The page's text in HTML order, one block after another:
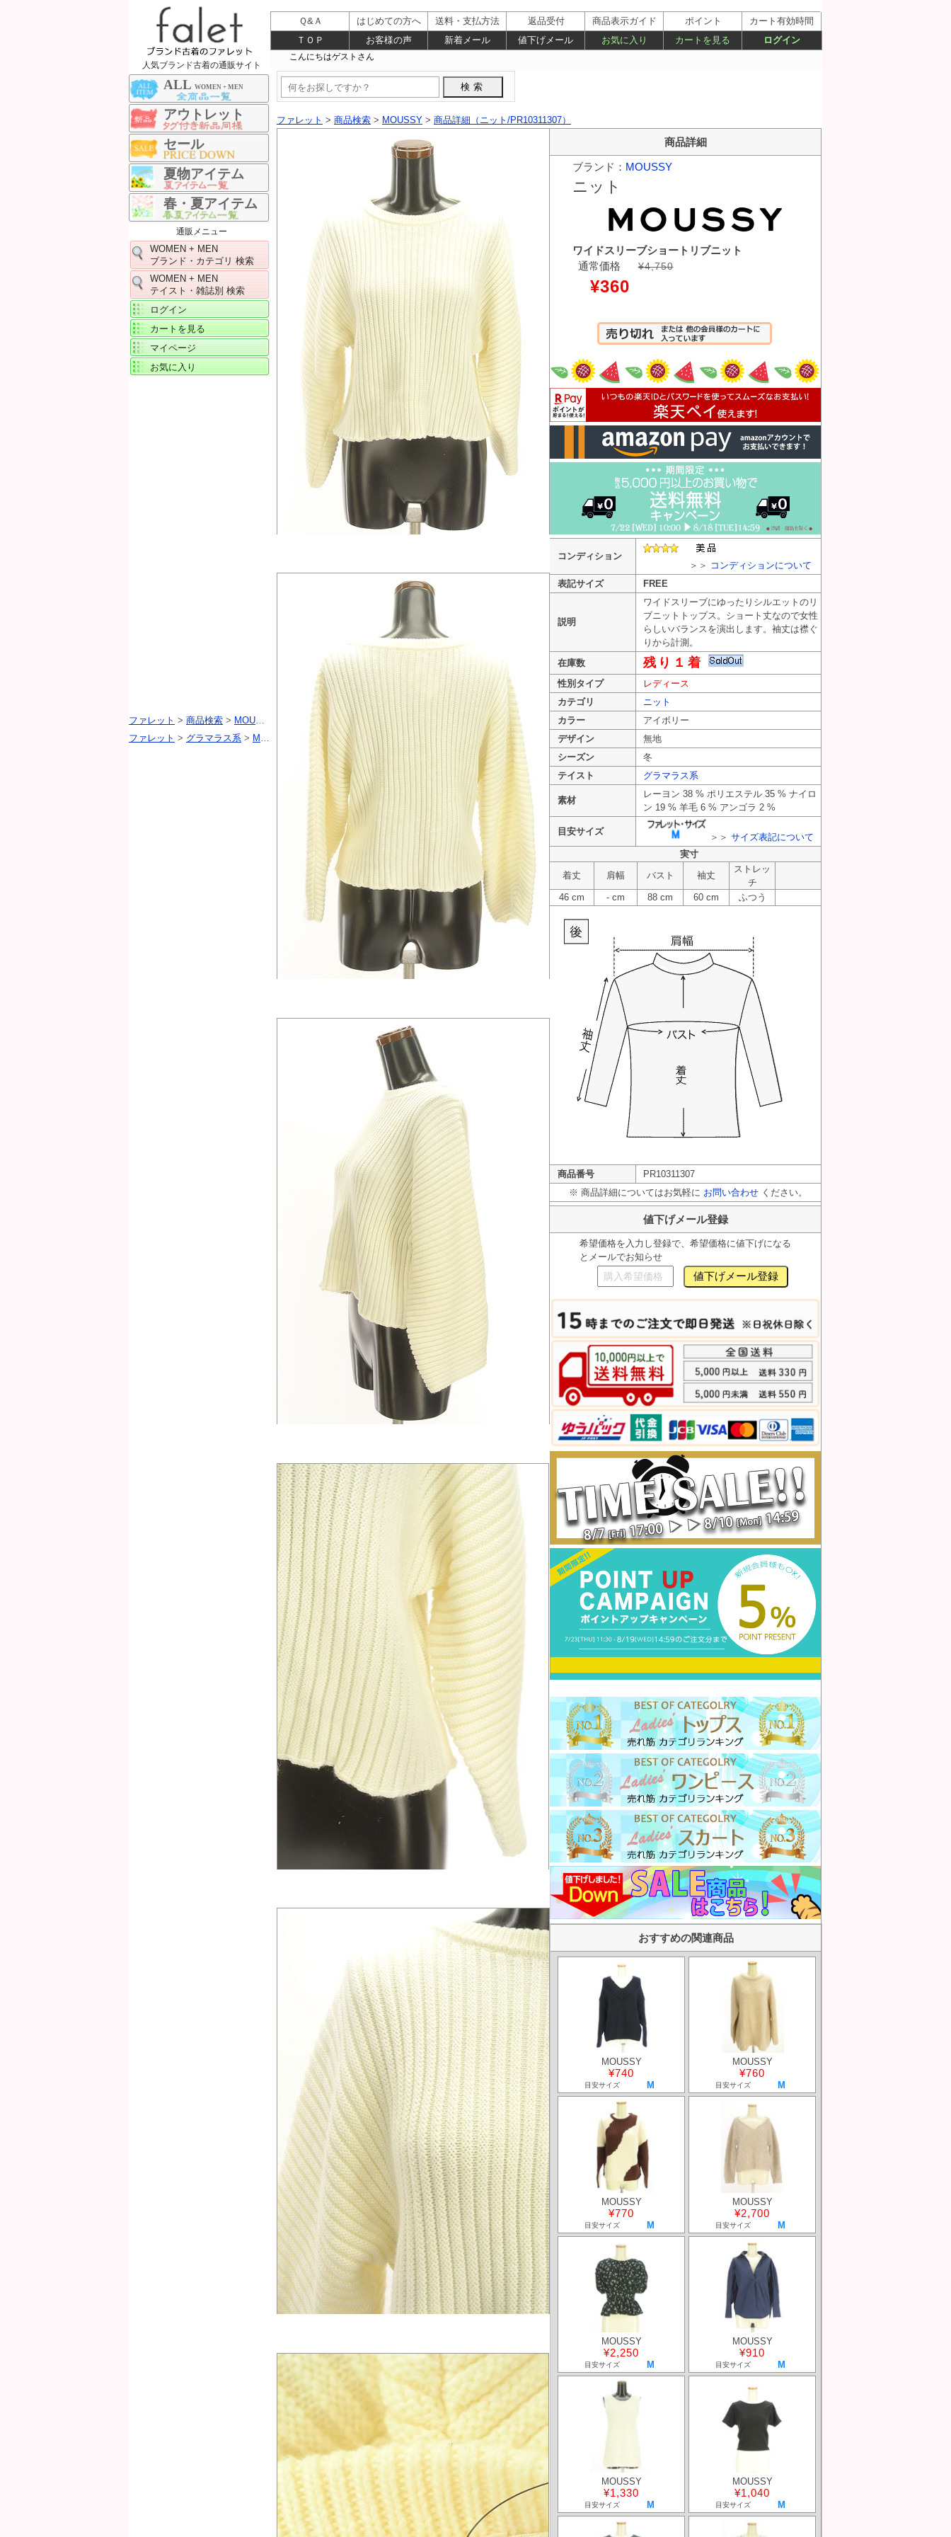
人気ブランド古着の通販サイト
ALL WOMEN + MEN
アウトレット
セール
夏物アイテム
春・夏アイテム
通販メニュー
WOMEN + MEN
ブランド・カテゴリ 検索
WOMEN + MEN
テイスト・雑誌別 検索
ログイン
カートを見る
マイページ
お気に入り
ファレット > 商品検索 > MOUSSY > 商品詳細（ニット/PR10311307）
商品詳細
ブランド： MOUSSY
ニット
ワイドスリーブショートリブニット
通常価格
¥4,750
¥360
カートへ入れる
コンディション
＞＞ コンディションについて
表記サイズ
FREE
説明
ワイドスリーブにゆったりシルエットのリ
ブニットトップス。ショート丈なので女性
らしいバランスを演出します。袖丈は襟ぐ
りから計測。
在庫数
残り１着
性別タイプ
レディース
カテゴリ
ニット
カラー
アイボリー
デザイン
無地
シーズン
冬
テイスト
グラマラス系
素材
レーヨン 38 % ポリエステル 35 % ナイロ
ン 19 % 羊毛 6 % アンゴラ 2 %
目安サイズ
＞＞ サイズ表記について
実寸
着丈
肩幅 バスト 袖丈
ストレッ
チ
46 cm
- cm 88 cm 60 cm ふつう
商品番号
PR10311307
※ 商品詳細についてはお気軽に お問い合わせ ください。
値下げメール登録
希望価格を入力し登録で、希望価格に値下げになる
とメールでお知らせ
おすすめの関連商品
MOUSSY
¥740
目安サイズ M
MOUSSY
¥760
目安サイズ M
MOUSSY
¥770
目安サイズ M
MOUSSY
¥2,700
目安サイズ M
MOUSSY
¥2,250
目安サイズ M
MOUSSY
¥910
目安サイズ M
MOUSSY
¥1,330
目安サイズ M
MOUSSY
¥1,040
目安サイズ M
ファレット > 商品検索 > MOUSSY（マウジー） >MOUSSY（マウジー） PR10311307
ファレット > グラマラス系 > MOUSSY（マウジー） >MOUSSY（マウジー） PR10311307
Ｑ&Ａ はじめての方へ 送料・支払方法 返品受付 商品表示ガイド ポイント
カート有効時間
ＴＯＰ
お客様の声 新着メール 値下げメール お気に入り カートを見る ログイン